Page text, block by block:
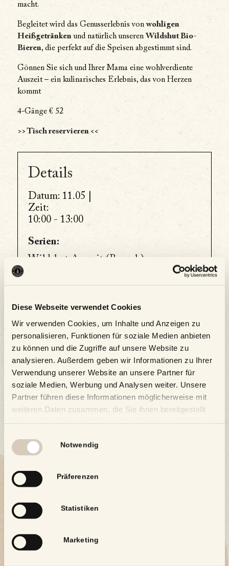
Diese Webseite verwendet Cookies
Wir verwenden Cookies, um Inhalte und Anzeigen zu
personalisieren, Funktionen für soziale Medien anbieten
zu können und die Zugriffe auf unsere Website zu
analysieren. Außerdem geben wir Informationen zu Ihrer
Verwendung unserer Website an unsere Partner für
soziale Medien, Werbung und Analysen weiter. Unsere
Partner führen diese Informationen möglicherweise mit
weiteren Daten zusammen, die Sie ihnen bereitgestellt
Notwendig
Präferenzen
Statistiken
Marketing
macht.
Begleitet wird das Genusserlebnis vonwohligen
Heißgetränkenund natürlich unseren Wildshut Bio-
Bieren, die perfekt auf die Speisen abgestimmt sind.
Gönnen Sie sich und Ihrer Mama eine wohlverdiente
Auszeit – ein kulinarisches Erlebnis, das von Herzen
kommt
4-Gänge € 52
>> Tisch reservieren <<
Details
Datum: 11.05 |
Zeit:
10:00 - 13:00
Serien:
Wildshut Auszeit (Brunch)